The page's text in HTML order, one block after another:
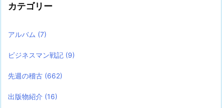
カテゴリー
アルバム (7)
ビジネスマン戦記 (9)
先週の稽古 (662)
出版物紹介 (16)